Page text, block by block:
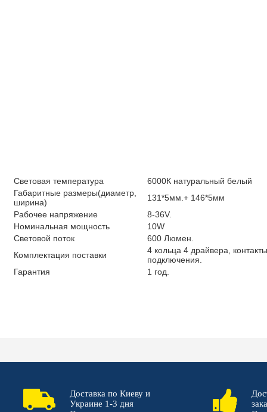
Световая температура
6000К натуральный белый
Габаритные размеры(диаметр,
ширина)
131*5мм.+ 146*5мм
Рабочее напряжение
8-36V.
Номинальная мощность
10W
Световой поток
600 Люмен.
Комплектация поставки
4 кольца 4 драйвера,
подключения.
Гарантия
1 год.
Доставка по Киеву и
Украине 1-3 дня